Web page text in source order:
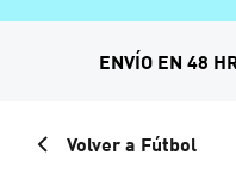
ENVÍO EN 48
Volver a Fútbol